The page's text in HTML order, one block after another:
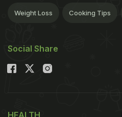
Weight Loss Cooking Tips
Social Share
HEALTH